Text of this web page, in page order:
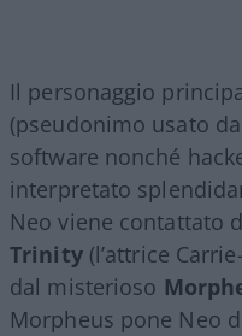
Il personaggio
(pseudonimo usato
software nonché
interpretato
Neo viene contattato
Trinity(l’attrice
dal misterioso
Morpheus pone Neo